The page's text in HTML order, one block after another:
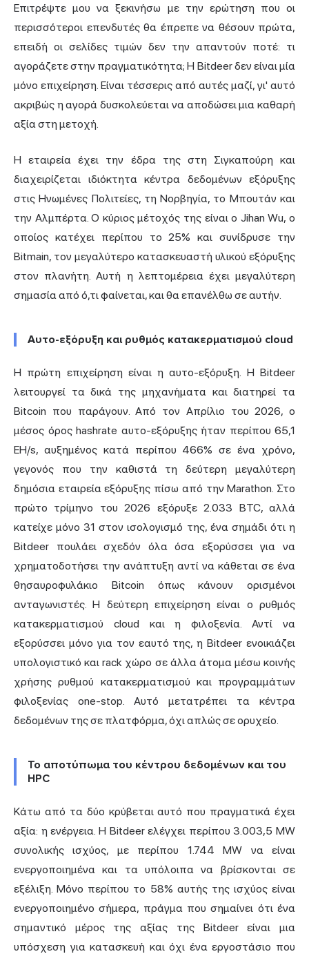
Επιτρέψτε μου να ξεκινήσω με την ερώτηση που οι
περισσότεροι επενδυτές θα έπρεπε να θέσουν πρώτα,
επειδή οι σελίδες τιμών δεν την απαντούν ποτέ: τι
αγοράζετε στην πραγματικότητα; Η Bitdeer δεν είναι μία
μόνο επιχείρηση. Είναι τέσσερις από αυτές μαζί, γι' αυτό
ακριβώς η αγορά δυσκολεύεται να αποδώσει μια καθαρή
αξία στη μετοχή.
Η εταιρεία έχει την έδρα της στη Σιγκαπούρη και
διαχειρίζεται ιδιόκτητα κέντρα δεδομένων εξόρυξης
στις Ηνωμένες Πολιτείες, τη Νορβηγία, το Μπουτάν και
την Αλμπέρτα. Ο κύριος μέτοχός της είναι ο Jihan Wu, ο
οποίος κατέχει περίπου το 25% και συνίδρυσε την
Bitmain, τον μεγαλύτερο κατασκευαστή υλικού εξόρυξης
στον πλανήτη. Αυτή η λεπτομέρεια έχει μεγαλύτερη
σημασία από ό,τι φαίνεται, και θα επανέλθω σε αυτήν.
Αυτο-εξόρυξη και ρυθμός κατακερματισμού cloud
Η πρώτη επιχείρηση είναι η αυτο-εξόρυξη. Η Bitdeer
λειτουργεί τα δικά της μηχανήματα και διατηρεί τα
Bitcoin που παράγουν. Από τον Απρίλιο του 2026, ο
μέσος όρος hashrate αυτο-εξόρυξης ήταν περίπου 65,1
EH/s, αυξημένος κατά περίπου 466% σε ένα χρόνο,
γεγονός που την καθιστά τη δεύτερη μεγαλύτερη
δημόσια εταιρεία εξόρυξης πίσω από την Marathon. Στο
πρώτο τρίμηνο του 2026 εξόρυξε 2.033 BTC, αλλά
κατείχε μόνο 31 στον ισολογισμό της, ένα σημάδι ότι η
Bitdeer πουλάει σχεδόν όλα όσα εξορύσσει για να
χρηματοδοτήσει την ανάπτυξη αντί να κάθεται σε ένα
θησαυροφυλάκιο Bitcoin όπως κάνουν ορισμένοι
ανταγωνιστές. Η δεύτερη επιχείρηση είναι ο ρυθμός
κατακερματισμού cloud και η φιλοξενία. Αντί να
εξορύσσει μόνο για τον εαυτό της, η Bitdeer ενοικιάζει
υπολογιστικό και rack χώρο σε άλλα άτομα μέσω κοινής
χρήσης ρυθμού κατακερματισμού και προγραμμάτων
φιλοξενίας one-stop. Αυτό μετατρέπει τα κέντρα
δεδομένων της σε πλατφόρμα, όχι απλώς σε ορυχείο.
Το αποτύπωμα του κέντρου δεδομένων και του
HPC
Κάτω από τα δύο κρύβεται αυτό που πραγματικά έχει
αξία: η ενέργεια. Η Bitdeer ελέγχει περίπου 3.003,5 MW
συνολικής ισχύος, με περίπου 1.744 MW να είναι
ενεργοποιημένα και τα υπόλοιπα να βρίσκονται σε
εξέλιξη. Μόνο περίπου το 58% αυτής της ισχύος είναι
ενεργοποιημένο σήμερα, πράγμα που σημαίνει ότι ένα
σημαντικό μέρος της αξίας της Bitdeer είναι μια
υπόσχεση για κατασκευή και όχι ένα εργοστάσιο που